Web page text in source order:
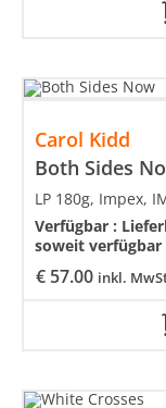
Carol Kidd
Both Sides
€ 57.00 inkl.
LP 180g, Impex,
Verfügbar :
soweit